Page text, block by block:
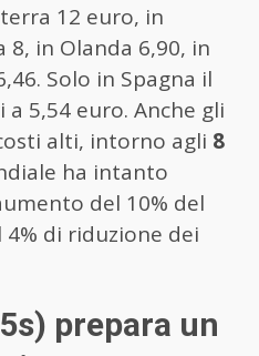
12 euro, in
8, in Olanda 6,90, in
Solo in Spagna il
5,54 euro. Anche gli
alti, intorno agli 8
ha intanto
del 10% del
di riduzione dei
prepara un